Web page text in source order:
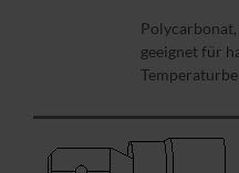
geeignet für